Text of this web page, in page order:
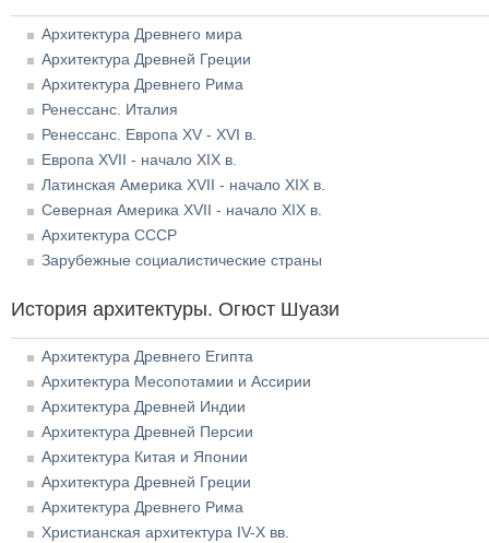
Архитектура Древнего мира
Архитектура Древней Греции
Архитектура Древнего Рима
Ренессанс. Италия
Ренессанс. Европа XV - XVI в.
Европа XVII - начало XIX в.
Латинская Америка XVII - начало XIX в.
Северная Америка XVII - начало XIX в.
Архитектура СССР
Зарубежные социалистические страны
История архитектуры. Огюст Шуази
Архитектура Древнего Египта
Архитектура Месопотамии и Ассирии
Архитектура Древней Индии
Архитектура Древней Персии
Архитектура Китая и Японии
Архитектура Древней Греции
Архитектура Древнего Рима
Христианская архитектура IV-X вв.